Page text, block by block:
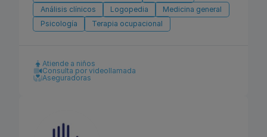
Análisis clínicos
Logopedia
Medicina general
Psicología
Terapia ocupacional
Atiende a niños
Consulta por videollamada
Aseguradoras